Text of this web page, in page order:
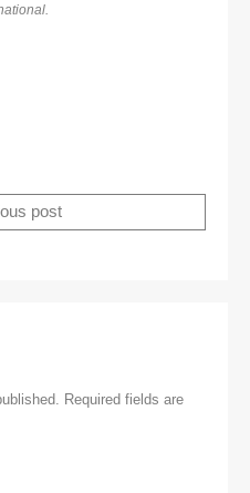
post
Required fields are